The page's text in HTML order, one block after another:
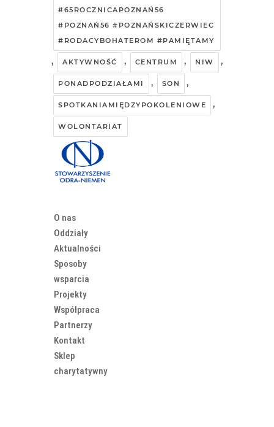
#65ROCZNICAPOZNAŃ56
#POZNAŃ56 #POZNAŃSKICZERWIEC
#RODACYBOHATEROM #PAMIĘTAMY
, AKTYWNOŚĆ , CENTRUM , NIW ,
PONADPODZIAŁAMI , SON ,
SPOTKANIAMIĘDZYPOKOLENIOWE ,
WOLONTARIAT
O nas
Oddziały
Aktualności
Sposoby
wsparcia
Projekty
Współpraca
Partnerzy
Kontakt
Sklep
charytatywny